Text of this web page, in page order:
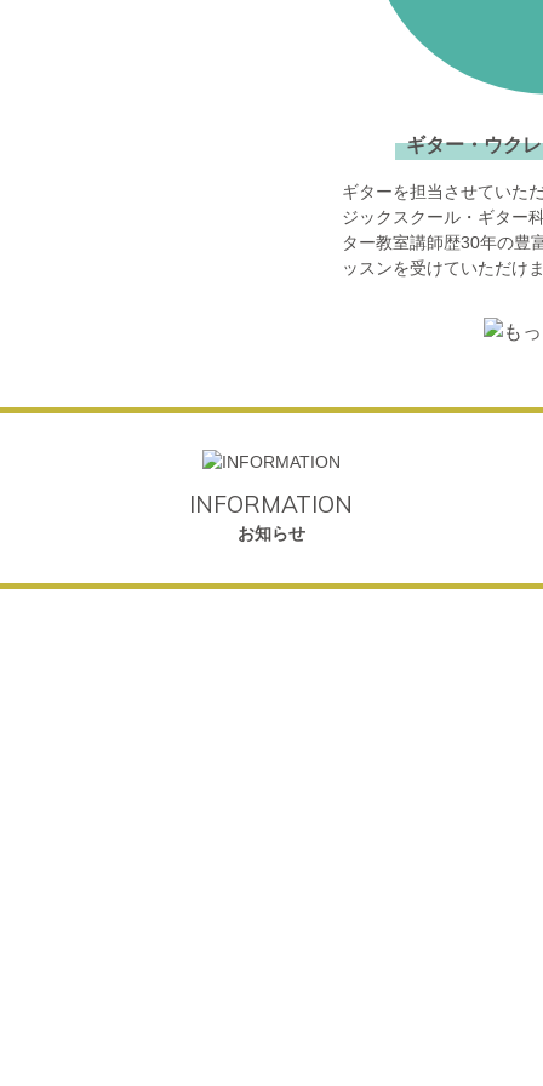
ギター・ウク
ギターを担当させていた
ジックスクール・ギター
ター教室講師歴30年の豊
ッスンを受けていただけ
INFORMATION
お知らせ